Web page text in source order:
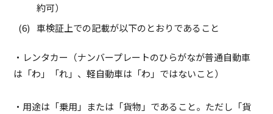
約可）
車検証上での記載が以下のとおりであること
・レンタカー（ナンバープレートのひらがなが普通自動車
は「わ」「れ」、軽自動車は「わ」ではないこと）
・用途は「乗用」または「貨物」であること。ただし「貨